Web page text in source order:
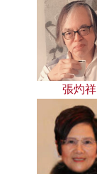
張灼祥